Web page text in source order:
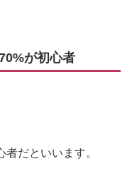
が初心者
者だといいます。